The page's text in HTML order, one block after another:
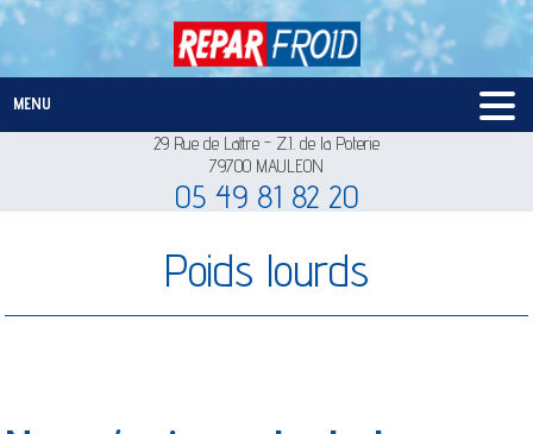
05 49 81 82 20
29 Rue de Lattre - Z.I. de la Poterie
79700 MAULEON
MENU
Construction transformation
Froid roulant & industriel
Entretien réparation et SAV
Poids lourds